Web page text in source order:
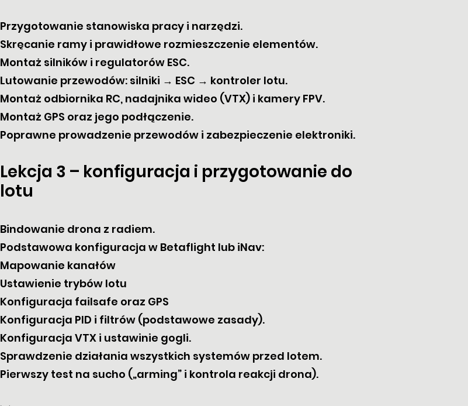
Przygotowanie stanowiska pracy i narzędzi.
Skręcanie ramy i prawidłowe rozmieszczenie elementów.
Montaż silników i regulatorów ESC.
Lutowanie przewodów: silniki → ESC → kontroler lotu.
Montaż odbiornika RC, nadajnika wideo (VTX) i kamery FPV.
Montaż GPS oraz jego podłączenie.
Poprawne prowadzenie przewodów i zabezpieczenie elektroniki.
Lekcja 3 – konfiguracja i przygotowanie do
lotu
Bindowanie drona z radiem.
Podstawowa konfiguracja w Betaflight lub iNav:
Mapowanie kanałów
Ustawienie trybów lotu
Konfiguracja failsafe oraz GPS
Konfiguracja PID i filtrów (podstawowe zasady).
Konfiguracja VTX i ustawinie gogli.
Sprawdzenie działania wszystkich systemów przed lotem.
Pierwszy test na sucho („arming” i kontrola reakcji drona).